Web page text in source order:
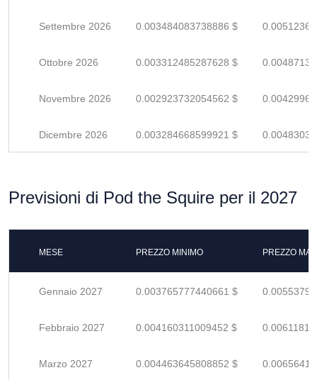
Settembre 2026 0.003484083738886 $
Ottobre 2026 0.003312485287628 $
Novembre 2026 0.002923732054562 $
Dicembre 2026 0.003284668599921 $
Previsioni di Pod the Squire per il 2027
MESE PREZZO MINIMO PREZZO
Gennaio 2027 0.003765777440661 $
Febbraio 2027 0.004160311009452 $
Marzo 2027 0.004463645808852 $